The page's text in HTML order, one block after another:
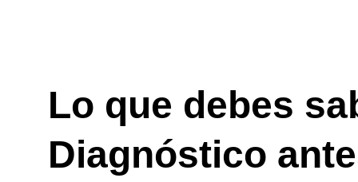
Lo que debes
Diagnóstico